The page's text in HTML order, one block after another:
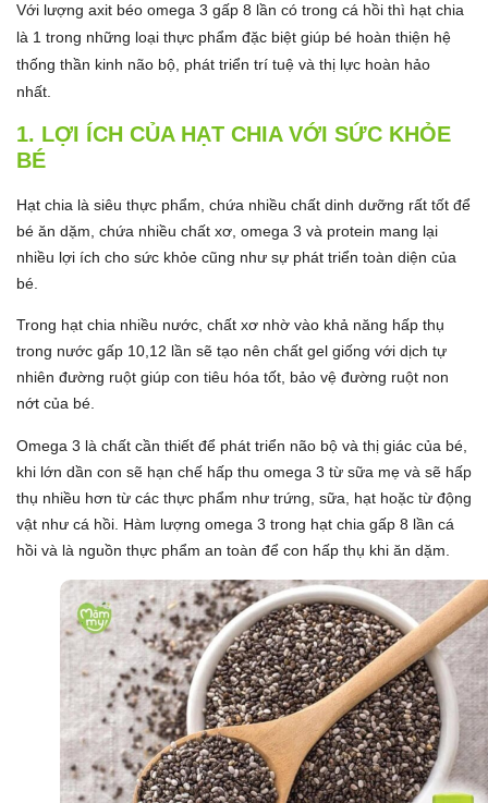
Với lượng axit béo omega 3 gấp 8 lần có trong cá hồi thì hạt chia
là 1 trong những loại thực phẩm đặc biệt giúp bé hoàn thiện hệ
thống thần kinh não bộ, phát triển trí tuệ và thị lực hoàn hảo
nhất.
1. LỢI ÍCH CỦA HẠT CHIA VỚI SỨC KHỎE
BÉ
Hạt chia là siêu thực phẩm, chứa nhiều chất dinh dưỡng rất tốt để
bé ăn dặm, chứa nhiều chất xơ, omega 3 và protein mang lại
nhiều lợi ích cho sức khỏe cũng như sự phát triển toàn diện của
bé.
Trong hạt chia nhiều nước, chất xơ nhờ vào khả năng hấp thụ
trong nước gấp 10,12 lần sẽ tạo nên chất gel giống với dịch tự
nhiên đường ruột giúp con tiêu hóa tốt, bảo vệ đường ruột non
nớt của bé.
Omega 3 là chất cần thiết để phát triển não bộ và thị giác của bé,
khi lớn dần con sẽ hạn chế hấp thu omega 3 từ sữa mẹ và sẽ hấp
thụ nhiều hơn từ các thực phẩm như trứng, sữa, hạt hoặc từ động
vật như cá hồi. Hàm lượng omega 3 trong hạt chia gấp 8 lần cá
hồi và là nguồn thực phẩm an toàn để con hấp thụ khi ăn dặm.